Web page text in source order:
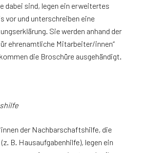
dabei sind, legen ein erweitertes
vor und unterschreiben eine
Sie werden anhand der
ehrenamtliche Mitarbeiter/innen“
die Broschüre ausgehändigt.
der Nachbarschaftshilfe, die
B. Hausaufgabenhilfe), legen ein